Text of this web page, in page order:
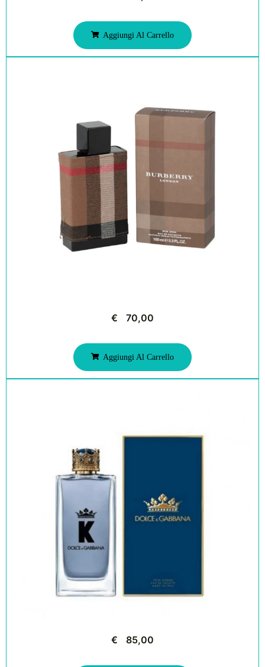
Aggiungi Al Carrello
€ 70,00
Aggiungi Al Carrello
€ 85,00